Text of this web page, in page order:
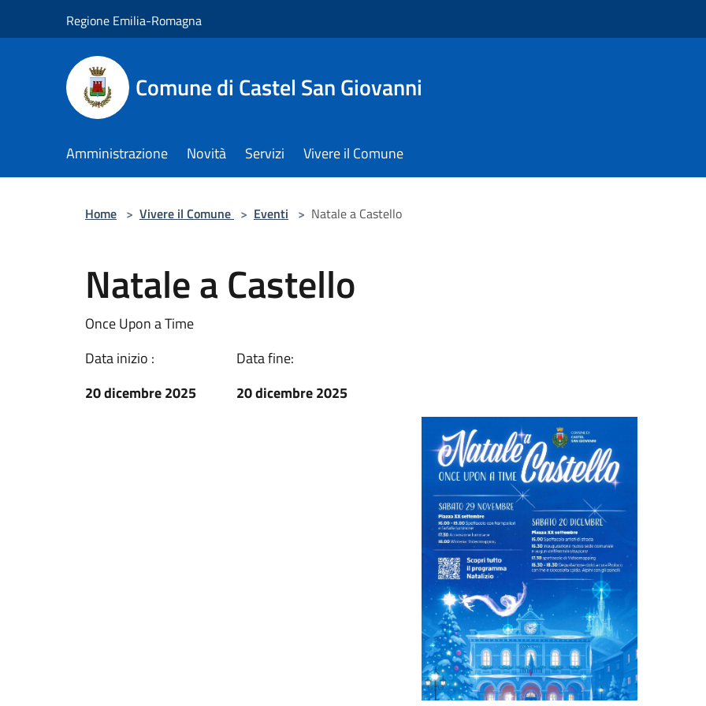
Regione Emilia-Romagna
Comune di Castel San Giovanni
Amministrazione Novità Servizi Vivere il Comune
Home > Vivere il Comune > Eventi > Natale a Castello
Natale a Castello
Once Upon a Time
Data inizio :
20 dicembre 2025
Data fine:
20 dicembre 2025